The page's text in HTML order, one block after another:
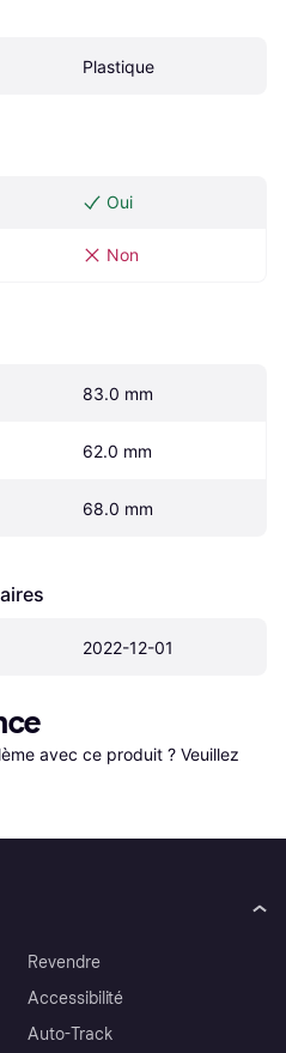
Plastique
Oui
Non
83.0 mm
62.0 mm
68.0 mm
2022-12-01
avec ce produit ? Veuillez
Revendre
Accessibilité
Auto-Track